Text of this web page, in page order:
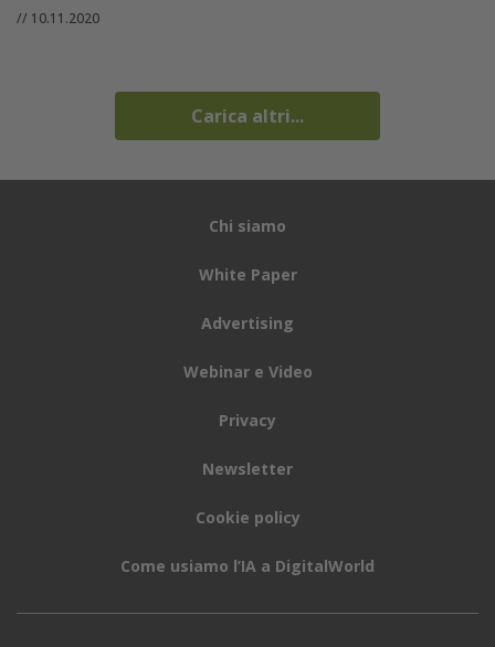
// 10.11.2020
Carica altri...
Chi siamo
White Paper
Advertising
Webinar e Video
Privacy
Newsletter
Cookie policy
Come usiamo l’IA a DigitalWorld